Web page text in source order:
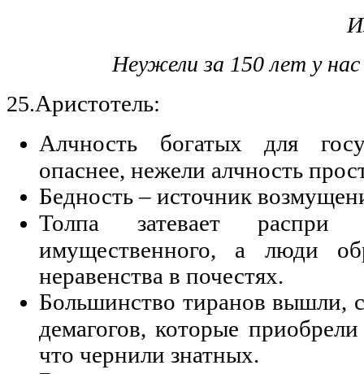
Неужели за 150 лет у нас
25.Аристотель:
Алчность богатых для
опаснее, нежели алчность
Бедность – источник
Толпа затевает распри
имущественного, а люди
неравенства в почестях.
Большинство тиранов вышли,
демагогов, которые
что чернили знатных.